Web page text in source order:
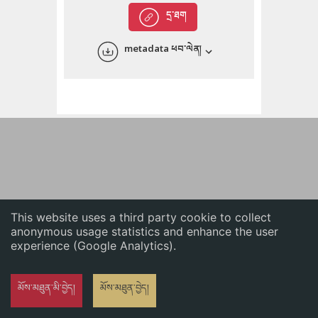
This website uses a third party cookie to collect
anonymous usage statistics and enhance the user
experience (Google Analytics).
མོས་མཐུན་མི་བྱེད། མོས་མཐུན་བྱེད།
English
དྲ་ཐག
metadata ཕབ་ལེན།